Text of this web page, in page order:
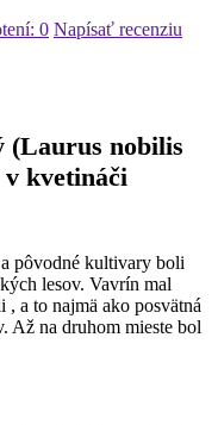
0 Napísať recenziu
(Laurus nobilis
kvetináči
pôvodné kultivary boli
lesov. Vavrín mal
a to najmä ako posvätná
Až na druhom mieste bol